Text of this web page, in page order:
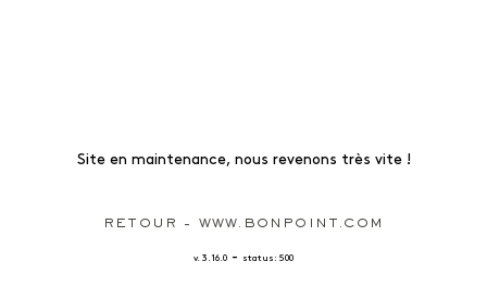
Site en maintenance, nous revenons très vite !
RETOUR - WWW.BONPOINT.COM
v. 3.16.0 - status: 500